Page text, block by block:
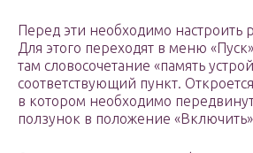
Перед эти необходимо настроить
Для этого переходят в меню
там словосочетание «память
соответствующий пункт.
в котором необходимо
ползунок в положение